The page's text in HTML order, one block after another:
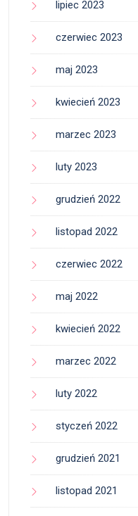
lipiec 2023
czerwiec 2023
maj 2023
kwiecień 2023
marzec 2023
luty 2023
grudzień 2022
listopad 2022
czerwiec 2022
maj 2022
kwiecień 2022
marzec 2022
luty 2022
styczeń 2022
grudzień 2021
listopad 2021